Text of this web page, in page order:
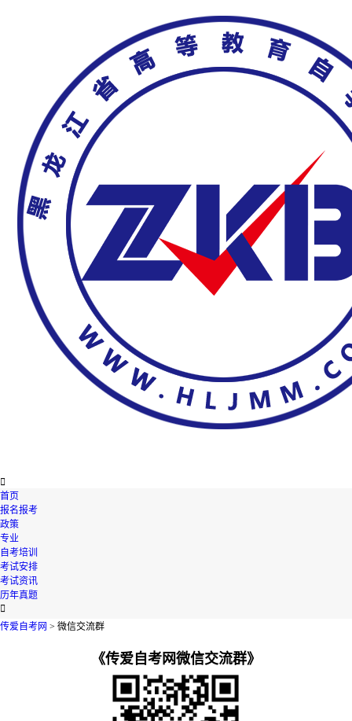

首页
报名报考
政策
专业
自考培训
考试安排
考试资讯
历年真题

传爱自考网 > 微信交流群
《传爱自考网微信交流群》